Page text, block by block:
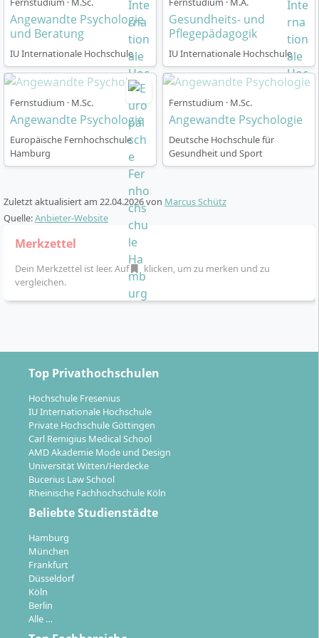
Wie ist das Masterstudium an der DIPLOMA
Hochschule organisiert?
Das Studium ist als berufsbegleitendes Fernstudium
mit einer Regelstudienzeit von fünf Semestern (120
ECTS) konzipiert. Es ist vollständig auf digitale Lehre
und Flexibilität ausgerichtet – optimal, um das Studium
mit Beruf und Familie zu vereinen.
Studienbeginn:Start im April oder Oktober. Bei
Bedarf ist ein individueller Studienstart nach
Absprache möglich.
Lernform:
Du studierst 100 % online, nimmst an
Live-Online-Seminaren teil und nutzt alle
Studienmaterialien über den Online-Campus.
Prüfungen:Prüfungsleistungen können flexibel
Präsenzphasen:In einzelnen Wahlpflichtmodulen,
vor allem im Bereich Gesundheitspädagogik,
Regel zwei bis drei zusammenhängende Tage).
Diese dienen insbesondere praktischen Übungen
oder Laborarbeiten.
Verlängerung:Bei Bedarf kann das Studium ohne
Mehrkosten um bis zu vier Semester verlängert
werden.
Für welche Karrierewege qualifizierst Du Dich
mit dem Master Gesundheits- und
Therapiewissenschaften?
Angewandte Psychologie
und Beratung
IU Internationale Hochschule
Gesundheits- und
Pflegepädagogik
IU Internationale Hochschule
Fernstudium · M.Sc.
Angewandte Psychologie
Europäische Fernhochschule
Hamburg
Fernstudium · M.Sc.
Angewandte Psychologie
Deutsche Hochschule für
Gesundheit und Sport
Zuletzt aktualisiert am 22.04.2026von Marcus Schütz
Quelle:Anbieter-Website
Merkzettel
Dein Merkzettel ist leer. Auf
klicken, um zu merken und zu
vergleichen.
Top Privathochschulen
Hochschule Fresenius
IU Internationale Hochschule
Private Hochschule Göttingen
Carl Remigius Medical School
AMD Akademie Mode und Design
Universität Witten/Herdecke
Bucerius Law School
Rheinische Fachhochschule Köln
Beliebte Studienstädte
Hamburg
München
Frankfurt
Düsseldorf
Köln
Berlin
Alle …